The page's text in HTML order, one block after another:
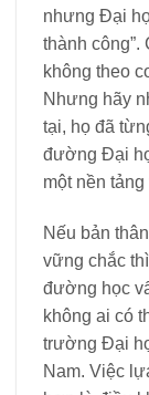
nhưng Đại
thành
không theo
Nhưng hãy
tại, họ đã
đường Đại
một nền
Nếu bản
vững chắc
đường học
không ai có
trường Đại
Nam. Việc